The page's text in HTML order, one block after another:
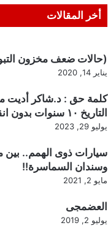
أخر المقالات
(حالات ضعف مخزون
يناير 14, 2020
كلمة حق : د.شاكر أديت
التاريخ ١٠ سنوات بدون انقطاعات
يوليو 29, 2023
سيارات ذوى الهمم.. بين
وسندان السماسرة!!
مايو 2, 2021
العضمجى
يوليو 2, 2019